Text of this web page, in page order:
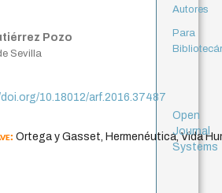
Pozo
Sevilla
10.18012/arf.2016.37487
Ortega y Gasset, Hermenéutica, Vida
Autores
Para
Open
Journal
Systems